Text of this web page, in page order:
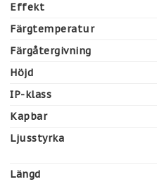
Effekt
Färgtemperatur
Färgåtergivning
Höjd
IP-klass
Kapbar
Ljusstyrka
Längd